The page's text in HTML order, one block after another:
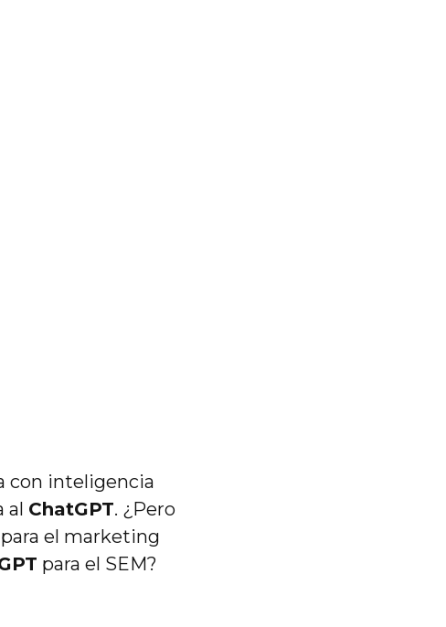
con inteligencia
al ChatGPT. ¿Pero
para el marketing
para el SEM?